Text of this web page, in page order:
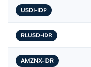
USDI-IDR
RLUSD-IDR
AMZNX-IDR